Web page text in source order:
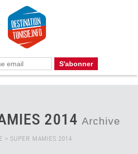
2014 Archive
> SUPER MAMIES 2014